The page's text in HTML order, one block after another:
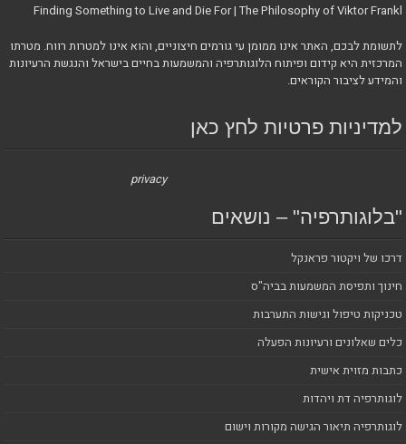
Finding Something to Live and Die For | The Philosophy of Viktor Frankl
לתשומת לבכם, האתר אינו ממומן עי גורמים חיצוניים, והוא אינו למטרות רווח. מטרתו
המרכזית היא קידום ופיתוח הלוגותרפיה והמשמעות בחיים בישראל והנגשת הרעיונות
והמידע לציבור הקוראים.
למדיניות פרטיות לחץ כאן
privacy
"בלוגותרפיה" – נושאים
דרכו של ויקטור פראנקל
חינוך ותפיסת המשמעות בביה"ס
טכניקות טיפול וגישות התערבות
כלים שאלונים ורעיונות הפעלה
כתבות מזוית אישית
לוגותרפיה דת ויהדות
לוגותרפיה תיאור הגישה מקורות וישום